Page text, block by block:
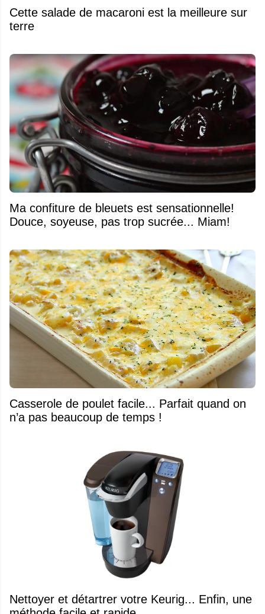
Cette salade de macaroni est la meilleure sur
terre
Ma confiture de bleuets est sensationnelle!
Douce, soyeuse, pas trop sucrée... Miam!
Casserole de poulet facile... Parfait quand on
n’a pas beaucoup de temps !
Nettoyer et détartrer votre Keurig... Enfin, une